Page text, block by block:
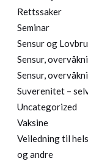
Rettssaker
Seminar
Sensur og
Sensur,
Sensur,
Suverenitet –
Uncategorized
Vaksine
Veiledning til
og andre